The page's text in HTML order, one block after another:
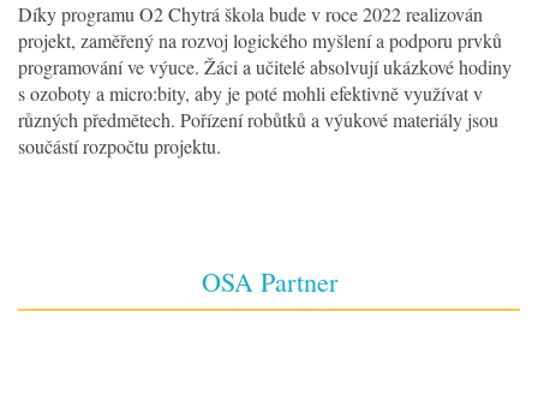
Díky programu O2 Chytrá škola bude v roce 2022 realizován
projekt, zaměřený na rozvoj logického myšlení a podporu prvků
programování ve výuce. Žáci a učitelé absolvují ukázkové hodiny
s ozoboty a micro:bity, aby je poté mohli efektivně využívat v
různých předmětech. Pořízení robůtků a výukové materiály jsou
součástí rozpočtu projektu.
OSA Partner